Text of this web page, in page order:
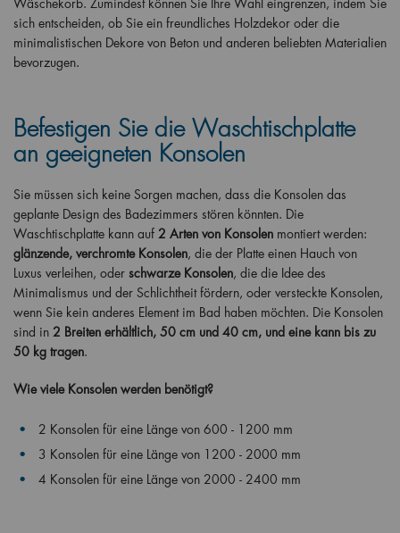
sich entscheiden, ob Sie ein freundliches Holzdekor oder die
minimalistischen Dekore von Beton und anderen beliebten Materialien
bevorzugen.
Befestigen Sie die Waschtischplatte
an geeigneten Konsolen
Sie müssen sich keine Sorgen machen, dass die Konsolen das
geplante Design des Badezimmers stören könnten. Die
Waschtischplatte kann auf 2 Arten von Konsolen montiert werden:
glänzende, verchromte Konsolen, die der Platte einen Hauch von
Luxus verleihen, oder schwarze Konsolen, die die Idee des
Minimalismus und der Schlichtheit fördern, oder versteckte Konsolen,
wenn Sie kein anderes Element im Bad haben möchten. Die Konsolen
sind in 2 Breiten erhältlich, 50 cm und 40 cm, und eine kann bis zu
50 kg tragen.
Wie viele Konsolen werden benötigt?
2 Konsolen für eine Länge von 600 - 1200 mm
3 Konsolen für eine Länge von 1200 - 2000 mm
4 Konsolen für eine Länge von 2000 - 2400 mm